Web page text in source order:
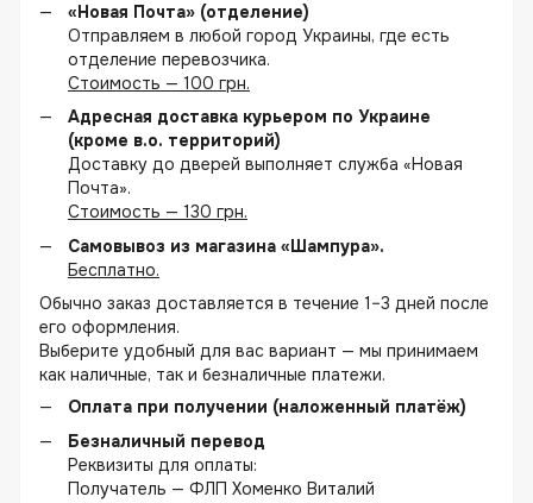
«Новая Почта» (отделение)
Отправляем в любой город Украины, где есть
отделение перевозчика.
Стоимость — 100 грн.
Адресная доставка курьером по Украине
(кроме в.о. территорий)
Доставку до дверей выполняет служба «Новая
Почта».
Стоимость — 130 грн.
Самовывоз из магазина «Шампура».
Бесплатно.
Обычно заказ доставляется в течение 1–3 дней после
его оформления.
Выберите удобный для вас вариант — мы принимаем
как наличные, так и безналичные платежи.
Оплата при получении (наложенный платёж)
Безналичный перевод
Реквизиты для оплаты:
Получатель — ФЛП Хоменко Виталий